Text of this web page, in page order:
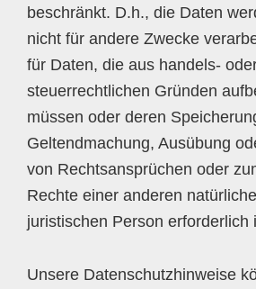
beschränkt. D.h., die Daten
nicht für andere Zwecke
für Daten, die aus handels-
steuerrechtlichen Gründen
müssen oder deren
Geltendmachung, Ausübung
von Rechtsansprüchen oder
Rechte einer anderen
juristischen Person erforderlich
Unsere Datenschutzhinweise